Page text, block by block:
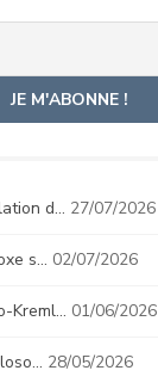
d… 27/07/2026
s… 02/07/2026
Kreml… 01/06/2026
28/05/2026